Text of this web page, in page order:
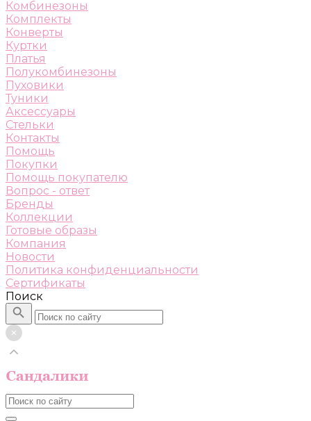
Комбинезоны
Комплекты
Конверты
Куртки
Платья
Полукомбинезоны
Пуховики
Туники
Аксессуары
Стельки
Контакты
Помощь
Покупки
Помощь покупателю
Вопрос - ответ
Бренды
Коллекции
Готовые образы
Компания
Новости
Политика конфиденциальности
Сертификаты
Поиск